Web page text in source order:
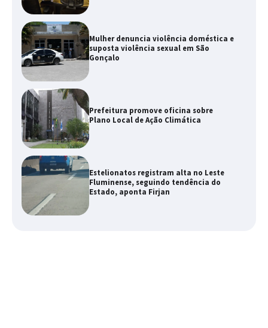
Mulher denuncia violência doméstica e
suposta violência sexual em São
Gonçalo
Prefeitura promove oficina sobre
Plano Local de Ação Climática
Estelionatos registram alta no Leste
Fluminense, seguindo tendência do
Estado, aponta Firjan